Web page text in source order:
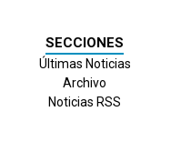
SECCIONES
Últimas Noticias
Archivo
Noticias RSS